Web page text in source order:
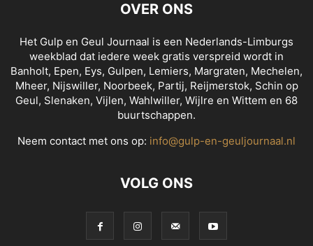
OVER ONS
Het Gulp en Geul Journaal is een Nederlands-Limburgs
weekblad dat iedere week gratis verspreid wordt in
Banholt, Epen, Eys, Gulpen, Lemiers, Margraten, Mechelen,
Mheer, Nijswiller, Noorbeek, Partij, Reijmerstok, Schin op
Geul, Slenaken, Vijlen, Wahlwiller, Wijlre en Wittem en 68
buurtschappen.
Neem contact met ons op: info@gulp-en-geuljournaal.nl
VOLG ONS